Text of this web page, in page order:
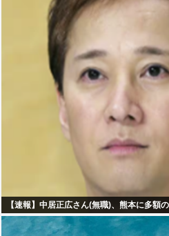
【速報】中居正広さん(無職)、熊本に多額